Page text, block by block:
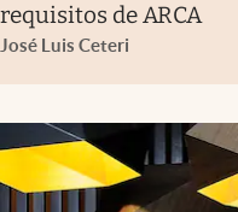
requisitos de ARCA
José Luis Ceteri